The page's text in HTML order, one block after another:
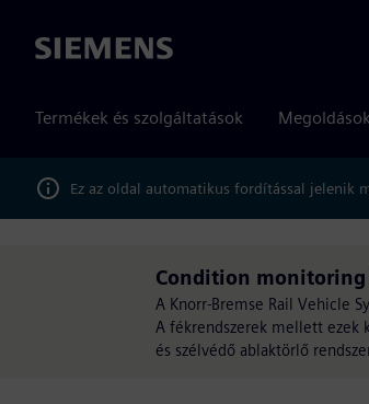
Siemens
Termékek és szolgáltatások Megoldások
Ez az oldal automatikus fordítással jelenik
Condition
A Knorr-Bremse Rail Vehicle
A fékrendszerek mellett ezek
és szélvédő ablaktörlő